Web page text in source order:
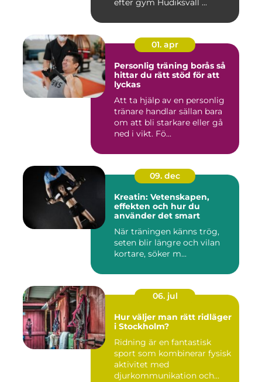
efter gym Hudiksvall ...
01. apr
Personlig träning borås så
hittar du rätt stöd för att
lyckas
Att ta hjälp av en personlig
tränare handlar sällan bara
om att bli starkare eller gå
ned i vikt. Fö...
09. dec
Kreatin: Vetenskapen,
effekten och hur du
använder det smart
När träningen känns trög,
seten blir längre och vilan
kortare, söker m...
06. jul
Hur väljer man rätt ridläger
i Stockholm?
Ridning är en fantastisk
sport som kombinerar fysisk
aktivitet med
djurkommunikation och